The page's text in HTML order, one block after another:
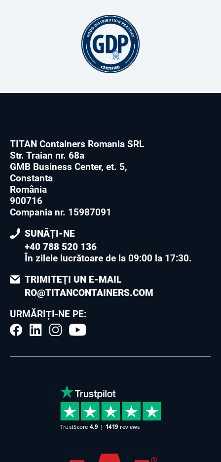
TITAN Containers Romania SRL
Str. Traian nr. 68a
GMB Business Center, et. 5,
Constanta
România
900716
Compania nr. 15987091
SUNĂȚI-NE
+40 788 520 136
În zilele lucrătoare de la 09:00 la 17:30.
TRIMITEȚI UN E-MAIL
RO@TITANCONTAINERS.COM
URMĂRIȚI-NE PE: